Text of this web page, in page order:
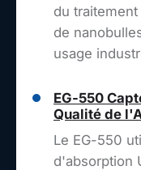
du
de
usage
EG-550
Qualité de
Le EG-550
d'absorption